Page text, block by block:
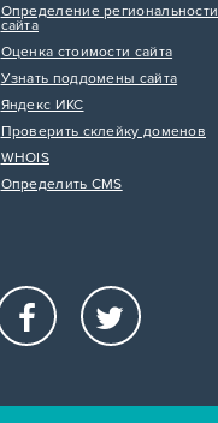
Определение региональности
сайта
Оценка стоимости сайта
Узнать поддомены сайта
Яндекс ИКС
Проверить склейку доменов
WHOIS
Определить CMS